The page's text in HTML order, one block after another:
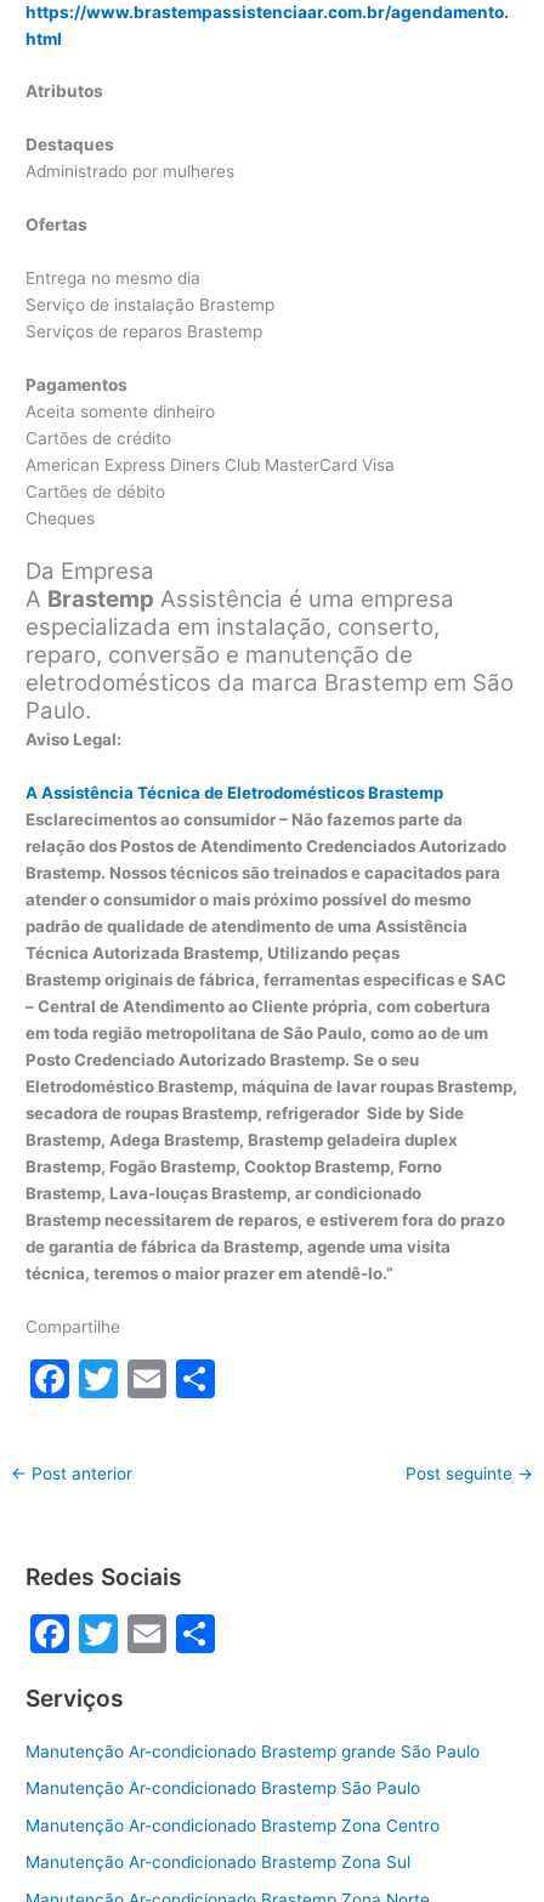
https://www.brastempassistenciaar.com.br/agendamento.
html
Atributos
Destaques
Administrado por mulheres
Ofertas
Entrega no mesmo dia
Serviço de instalação Brastemp
Serviços de reparos Brastemp
Pagamentos
Aceita somente dinheiro
Cartões de crédito
American Express Diners Club MasterCard Visa
Cartões de débito
Cheques
Da Empresa
A Brastemp Assistência é uma empresa
especializada em instalação, conserto,
reparo, conversão e manutenção de
eletrodomésticos da marca Brastemp em São
Paulo.
Aviso Legal:
A Assistência Técnica de Eletrodomésticos Brastemp
Esclarecimentos ao consumidor – Não fazemos parte da
relação dos Postos de Atendimento Credenciados Autorizado
Brastemp. Nossos técnicos são treinados e capacitados para
atender o consumidor o mais próximo possível do mesmo
padrão de qualidade de atendimento de uma Assistência
Técnica Autorizada Brastemp, Utilizando peças
Brastemp originais de fábrica, ferramentas especificas e SAC
– Central de Atendimento ao Cliente própria, com cobertura
em toda região metropolitana de São Paulo, como ao de um
Posto Credenciado Autorizado Brastemp. Se o seu
Eletrodoméstico Brastemp, máquina de lavar roupas Brastemp,
secadora de roupas Brastemp, refrigerador Side by Side
Brastemp, Adega Brastemp, Brastemp geladeira duplex
Brastemp, Fogão Brastemp, Cooktop Brastemp, Forno
Brastemp, Lava-louças Brastemp, ar condicionado
Brastemp necessitarem de reparos, e estiverem fora do prazo
de garantia de fábrica da Brastemp, agende uma visita
técnica, teremos o maior prazer em atendê-lo.”
Compartilhe
F
e
o
o
k
T
er
E
← Post anterior Post seguinte →
Redes Sociais
F
c
e
b
o
o
T
itt
er
E
l
e
Serviços
Manutenção Ar-condicionado Brastemp grande São Paulo
Manutenção Ar-condicionado Brastemp São Paulo
Manutenção Ar-condicionado Brastemp Zona Centro
Manutenção Ar-condicionado Brastemp Zona Sul